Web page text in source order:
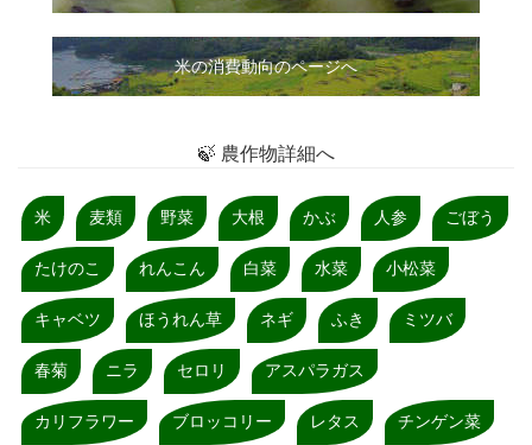
米の消費動向のページへ
🍃 農作物詳細へ
米 麦類 野菜 大根 かぶ 人参 ごぼう
たけのこ れんこん 白菜 水菜 小松菜
キャベツ ほうれん草 ネギ ふき ミツバ
春菊 ニラ セロリ アスパラガス
カリフラワー ブロッコリー レタス チンゲン菜